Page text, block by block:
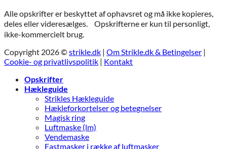
Alle opskrifter er beskyttet af ophavsret og må ikke kopieres,
deles eller videresælges. Opskrifterne er kun til personligt,
ikke-kommercielt brug.
Copyright 2026 ©strikle.dk | Om Strikle.dk & Betingelser |
Cookie- og privatlivspolitik | Kontakt
Opskrifter
Hækleguide
Strikles Hækleguide
Hækleforkortelser og betegnelser
Magisk ring
Luftmaske (lm)
Vendemaske
Fastmasker i række af luftmasker